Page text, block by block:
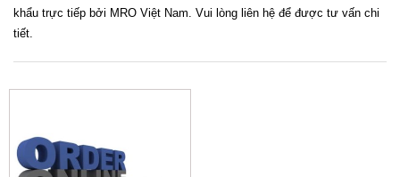
khẩu trực tiếp bởi MRO Việt Nam. Vui lòng liên hệ để được tư vấn chi
tiết.